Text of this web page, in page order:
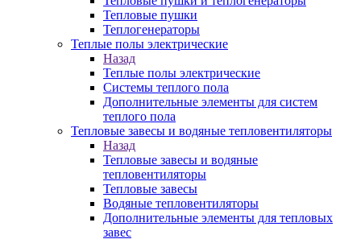
Тепловые пушки
Теплогенераторы
Теплые полы электрические
Назад
Теплые полы электрические
Системы теплого пола
Дополнительные элементы для систем
теплого пола
Тепловые завесы и водяные тепловентиляторы
Назад
Тепловые завесы и водяные
тепловентиляторы
Тепловые завесы
Водяные тепловентиляторы
Дополнительные элементы для тепловых
завес